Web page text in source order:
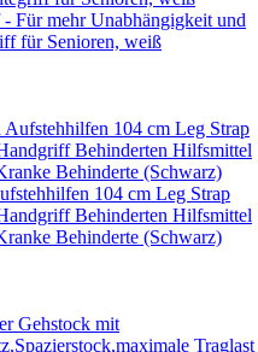
Für mehr Unabhängigkeit und
für Senioren, weiß
104 cm Leg Strap
Behinderten Hilfsmittel
Behinderte (Schwarz)